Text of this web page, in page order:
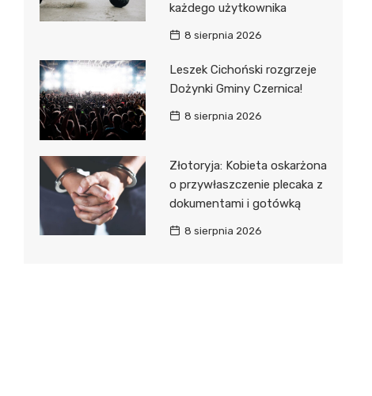
każdego użytkownika
8 sierpnia 2026
Leszek Cichoński rozgrzeje
Dożynki Gminy Czernica!
8 sierpnia 2026
Złotoryja: Kobieta oskarżona
o przywłaszczenie plecaka z
dokumentami i gotówką
8 sierpnia 2026